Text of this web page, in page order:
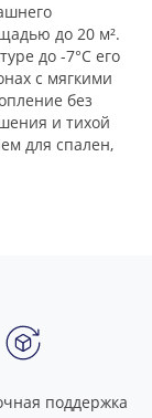
до 20 м².
до -7°C его
с мягкими
без
и тихой
для спален,
поддержка